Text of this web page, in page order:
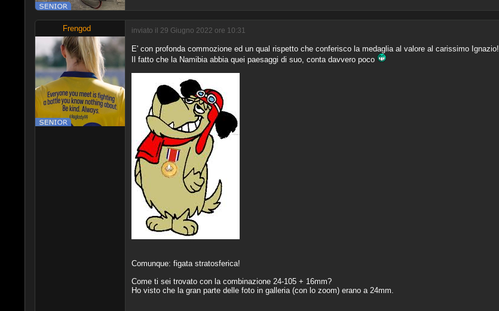
Frengod inviato il 29 Giugno 2022 ore 10:31
E' con profonda commozione ed un qual rispetto che conferisco la medaglia al valore al carissimo Ignazio!
Il fatto che la Namibia abbia quei paesaggi di suo, conta davvero poco
Comunque: figata stratosferica!
Come ti sei trovato con la combinazione 24-105 + 16mm?
Ho visto che la gran parte delle foto in galleria (con lo zoom) erano a 24mm.